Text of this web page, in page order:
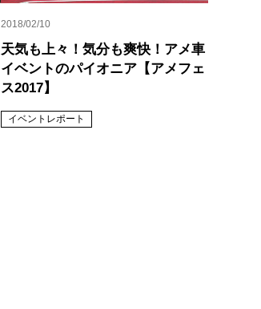
2018/02/10
天気も上々！気分も爽快！アメ車
イベントのパイオニア【アメフェ
ス2017】
イベントレポート